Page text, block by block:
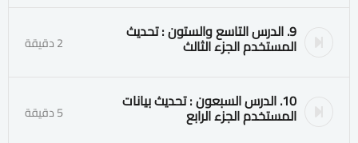
9. الدرس التاسع والستون : تحديث
المستخدم الجزء الثالث 2 دقيقة
10. الدرس السبعون : تحديث بيانات
المستخدم الجزء الرابع 5 دقيقة